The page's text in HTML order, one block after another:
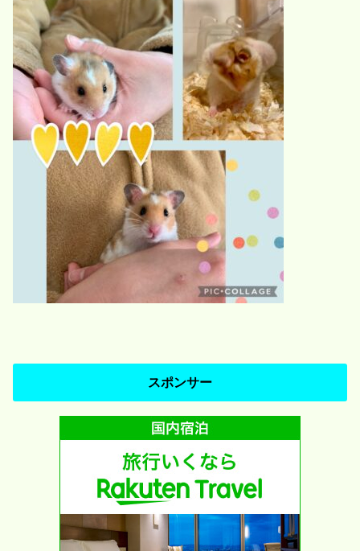
スポンサー